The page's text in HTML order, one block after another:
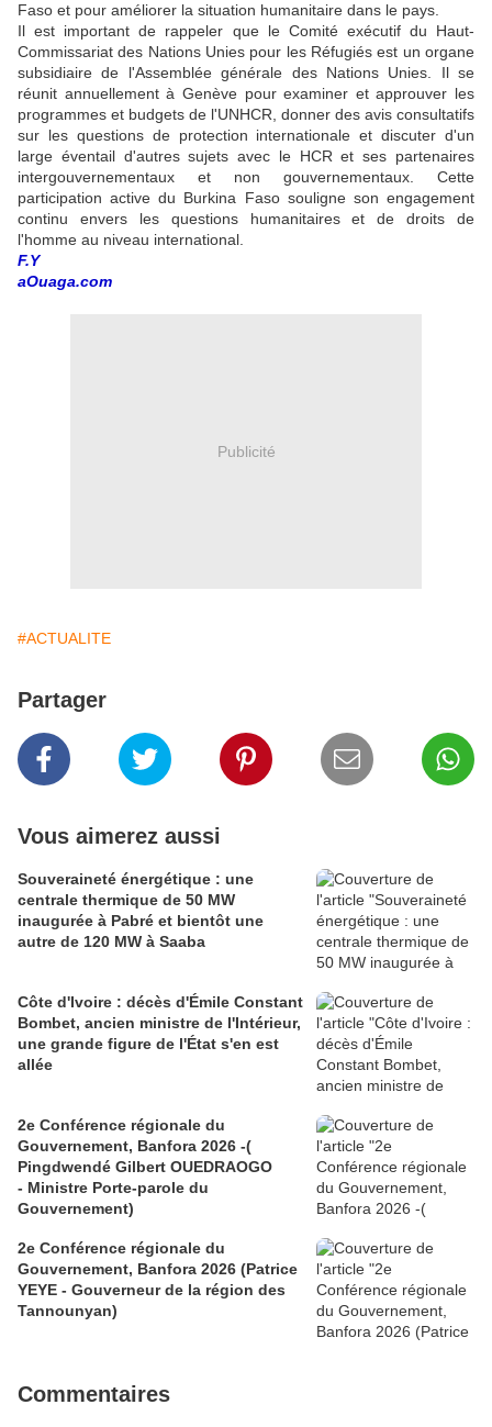
Faso et pour améliorer la situation humanitaire dans le pays.
Il est important de rappeler que le Comité exécutif du Haut-
Commissariat des Nations Unies pour les Réfugiés est un organe
subsidiaire de l'Assemblée générale des Nations Unies. Il se
réunit annuellement à Genève pour examiner et approuver les
programmes et budgets de l'UNHCR, donner des avis consultatifs
sur les questions de protection internationale et discuter d'un
large éventail d'autres sujets avec le HCR et ses partenaires
intergouvernementaux et non gouvernementaux. Cette
participation active du Burkina Faso souligne son engagement
continu envers les questions humanitaires et de droits de
l'homme au niveau international.
F.Y
aOuaga.com
Publicité
#ACTUALITE
Partager
Vous aimerez aussi
Souveraineté énergétique : une
centrale thermique de 50 MW
inaugurée à Pabré et bientôt une
autre de 120 MW à Saaba
Côte d'Ivoire : décès d'Émile Constant
Bombet, ancien ministre de l'Intérieur,
une grande figure de l'État s'en est
allée
2e Conférence régionale du
Gouvernement, Banfora 2026 -(
Pingdwendé Gilbert OUEDRAOGO
- Ministre Porte-parole du
Gouvernement)
2e Conférence régionale du
Gouvernement, Banfora 2026 (Patrice
YEYE - Gouverneur de la région des
Tannounyan)
Commentaires